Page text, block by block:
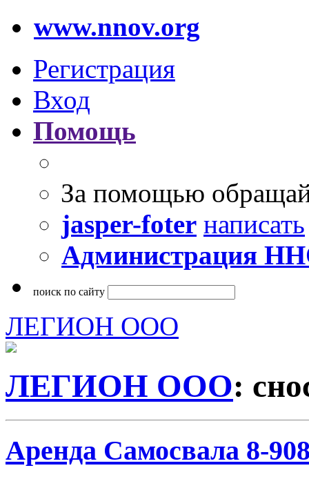
www.nnov.org
Регистрация
Вход
Помощь
За помощью
jasper-foter написать
Администрация
поиск по сайту
ЛЕГИОН ООО
ЛЕГИОН ООО:
Аренда Самосвала 8-